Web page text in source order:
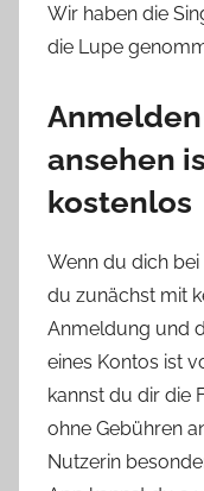
Wir haben die
die Lupe
ansehen
kostenlos
Wenn du dich
du zunächst mit
Anmeldung und
eines Kontos ist
kannst du dir die
ohne Gebühren
Nutzerin